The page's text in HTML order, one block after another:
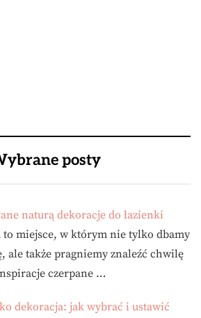
posty
naturą dekoracje do łazienki
to miejsce, w którym nie tylko dbamy
ale także pragniemy znaleźć chwilę
czerpane …
dekoracja: jak wybrać i ustawić